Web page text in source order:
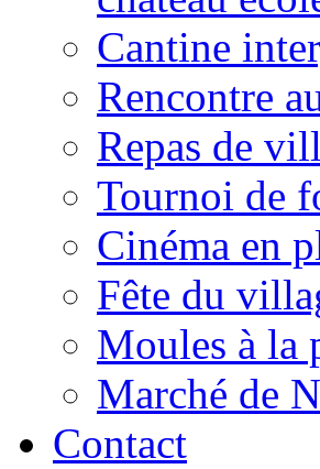
Cantine
Rencontre
Repas de
Tournoi de
Cinéma en
Fête du
Moules à la
Marché de
Contact